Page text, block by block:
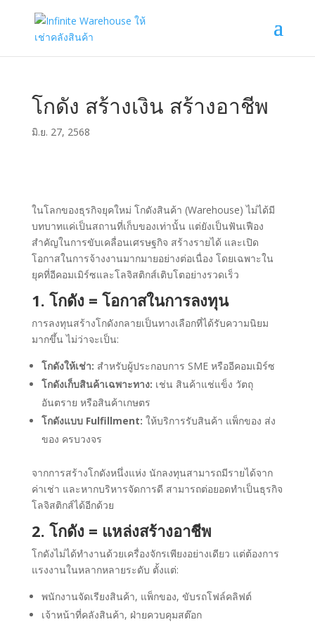
โกดัง สร้างเงิน สร้างอาชีพ
มิ.ย. 27, 2568
ในโลกของธุรกิจยุคใหม่ โกดังสินค้า (Warehouse) ไม่ได้มี
บทบาทแค่เป็นสถานที่เก็บของเท่านั้น แต่ยังเป็นฟันเฟือง
สำคัญในการขับเคลื่อนเศรษฐกิจ สร้างรายได้ และเปิด
โอกาสในการจ้างงานมากมายอย่างต่อเนื่อง โดยเฉพาะใน
ยุคที่อีคอมเมิร์ซและโลจิสติกส์เติบโตอย่างรวดเร็ว
1. โกดัง = โอกาสในการลงทุน
การลงทุนสร้างโกดังกลายเป็นทางเลือกที่ได้รับความนิยม
มากขึ้น ไม่ว่าจะเป็น:
โกดังให้เช่า: สำหรับผู้ประกอบการ SME หรืออีคอมเมิร์ซ
โกดังเก็บสินค้าเฉพาะทาง: เช่น สินค้าแช่แข็ง วัตถุ
อันตราย หรือสินค้าเกษตร
โกดังแบบ Fulfillment: ให้บริการรับสินค้า แพ็กของ ส่ง
ของ ครบวงจร
จากการสร้างโกดังหนึ่งแห่ง นักลงทุนสามารถมีรายได้จาก
ค่าเช่า และหากบริหารจัดการดี สามารถต่อยอดทำเป็นธุรกิจ
โลจิสติกส์ได้อีกด้วย
2. โกดัง = แหล่งสร้างอาชีพ
โกดังไม่ได้ทำงานด้วยเครื่องจักรเพียงอย่างเดียว แต่ต้องการ
แรงงานในหลากหลายระดับ ตั้งแต่:
พนักงานจัดเรียงสินค้า, แพ็กของ, ขับรถโฟล์คลิฟต์
เจ้าหน้าที่คลังสินค้า, ฝ่ายควบคุมสต๊อก